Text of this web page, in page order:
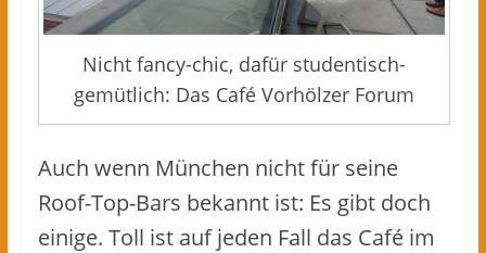
Nicht fancy-chic, dafür studentisch-
gemütlich: Das Café Vorhölzer Forum
Auch wenn München nicht für seine
Roof-Top-Bars bekannt ist: Es gibt doch
einige. Toll ist auf jeden Fall das Café im